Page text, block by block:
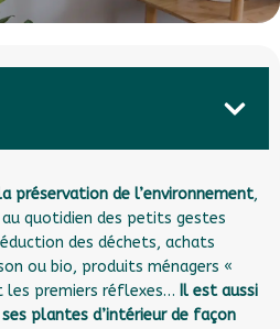
préservation de l’environnement,
quotidien des petits gestes
des déchets, achats
ou bio, produits ménagers «
premiers réflexes… Il est aussi
plantes d’intérieur de façon